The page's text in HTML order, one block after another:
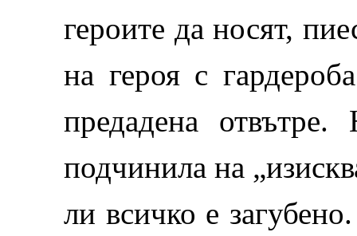
героите да носят,
на героя с
предадена
подчинила на
ли всичко е